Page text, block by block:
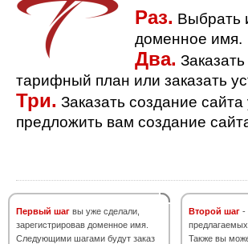
Раз. Выбрать
доменное имя.
Два.
тарифный план или заказать
Три. Заказать создание
предложить вам создание
Первый шаг вы уже сделали,
зарегистрировав доменное имя.
Следующими шагами будут заказ
Второй шаг -
Также вы